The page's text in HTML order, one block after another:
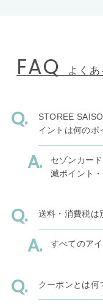
FAQ よくあ
STOREE
イントは何のポ
セゾンカー
滅ポイント
送料・消費税は
すべてのア
クーポンとは何